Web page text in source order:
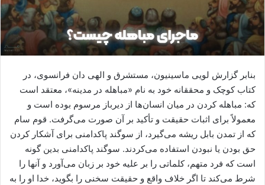
بنابر گزارش لویی ماسینیون، مستشرق و الهی دان فرانسوی، در
کتاب کوچک و محققانه خود به نام «مباهله در مدینه»، معتقد است
که: مباهله کردن در میان انسان‌ها از دیرباز مرسوم بوده‌ است و
معمولاً برای اثبات حقیقت و تأکید بر آن صورت می‌گرفت. قوم سام
که از تمدن بابل ریشه می‌گیرد، از سوگند پاکدامنی برای آشکار کردن
حق بودن یا نبودن استفاده می‌کردند. سوگند پاکدامنی بدین گونه
است که فرد متهم، کلماتی را بر علیه خود بر زبان می‌آورد و آنها را
شرط می‌کند تا اگر خلاف واقع و حقیقت سخنی را بگوید، خدا او را به